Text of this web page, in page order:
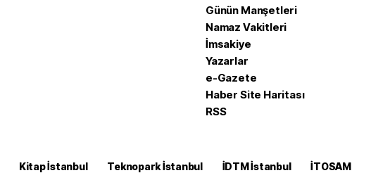
Günün Manşetleri
Namaz Vakitleri
İmsakiye
Yazarlar
e-Gazete
Haber Site Haritası
RSS
Kitap İstanbul Teknopark İstanbul İDTM İstanbul İTOSAM